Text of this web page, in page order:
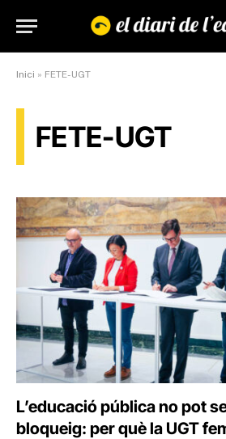
Inici » FETE-UGT
FETE-UGT
L’educació pública no pot
bloqueig: per què la UGT